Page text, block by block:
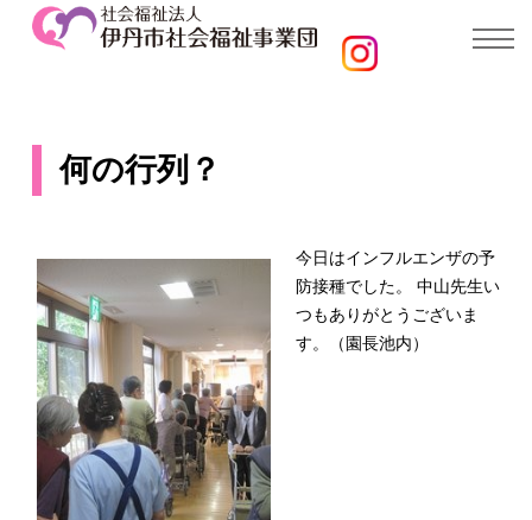
何の行列？
今日はインフルエンザの予
防接種でした。 中山先生い
つもありがとうございま
す。（園長池内）